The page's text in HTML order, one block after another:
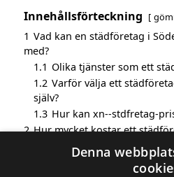
Innehållsförteckning
1 Vad kan en städföretag i
med?
1.1 Olika tjänster som ett
1.2 Varför välja ett
själv?
1.3 Hur kan xn--stdfretag-
2 Hur mycket kostar ett
Fördelar med att välja
Sök efter en skicklig
Denna